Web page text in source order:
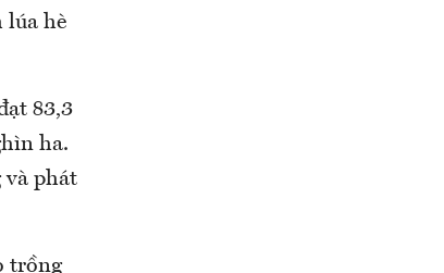
lúa hè
83,3
ha.
và phát
trồng